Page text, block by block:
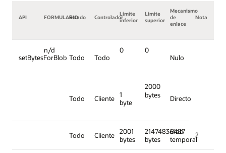
API FORMULARIOEstado Controlador
Límite
inferior
Límite
superior
Mecanismo
de
enlace
Nota
setBytesForBlob
n/d
Todo
Todo
0
0
Nulo
Todo Cliente
1
byte
2000
bytes
Directo
Todo Cliente
2001
bytes
21474836487
bytes
Blob
temporal
2